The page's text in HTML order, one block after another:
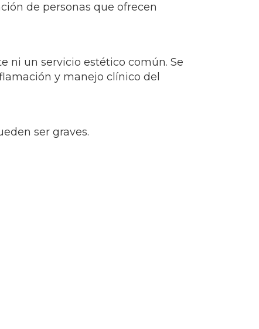
de personas que ofrecen
ni un servicio estético común. Se
y manejo clínico del
ser graves.